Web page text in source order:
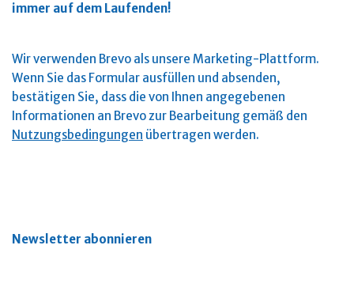
immer auf dem Laufenden!
Wir verwenden Brevo als unsere Marketing-Plattform.
Wenn Sie das Formular ausfüllen und absenden,
bestätigen Sie, dass die von Ihnen angegebenen
Informationen an Brevo zur Bearbeitung gemäß den
Nutzungsbedingungen übertragen werden.
Newsletter abonnieren